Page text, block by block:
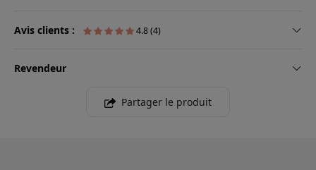
Avis clients : 4.8 (4)
Revendeur
Partager le produit